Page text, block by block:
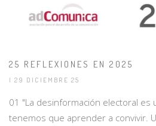
25 REFLEXIONES EN 2025
| 29 DICIEMBRE 25
01 "La desinformación electoral es
tenemos que aprender a convivir.